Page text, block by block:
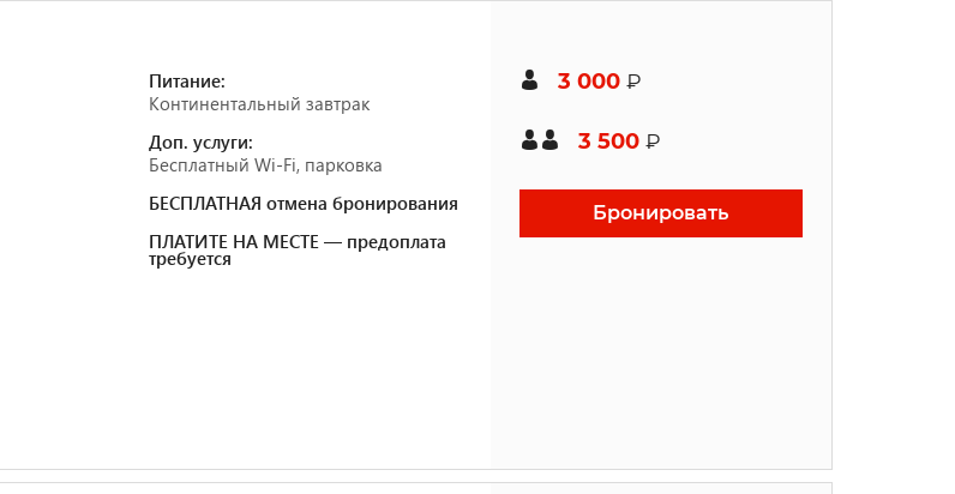
Питание:
Континентальный завтрак
Доп. услуги:
Бесплатный Wi-Fi, парковка
БЕСПЛАТНАЯ отмена бронирования
ПЛАТИТЕ НА МЕСТЕ — предоплата
требуется
3 000 ₽
3 500 ₽
Бронировать